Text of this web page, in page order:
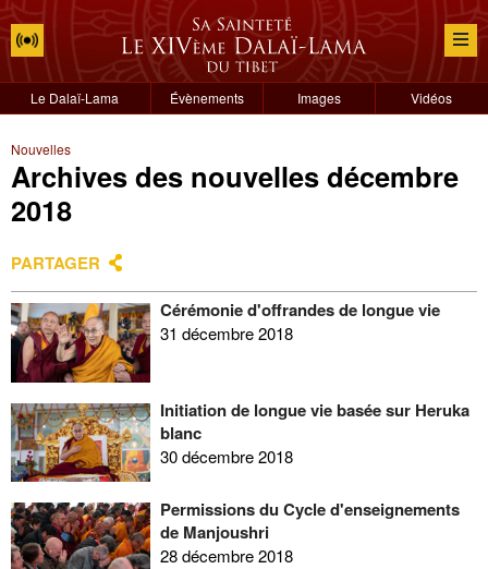
Le Dalaï-Lama Évènements Images Vidéos
Nouvelles
Archives des nouvelles décembre
2018
PARTAGER
Cérémonie d'offrandes de longue vie
31 décembre 2018
Initiation de longue vie basée sur Heruka
blanc
30 décembre 2018
Permissions du Cycle d'enseignements
de Manjoushri
28 décembre 2018